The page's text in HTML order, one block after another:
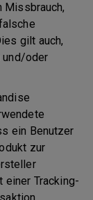
Missbrauch,
gilt auch,
und/oder
ein Benutzer
zur
einer Tracking-